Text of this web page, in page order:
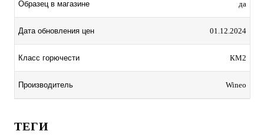
Образец в магазине да
Дата обновления цен 01.12.2024
Класс горючести КМ2
Производитель Wineo
ТЕГИ